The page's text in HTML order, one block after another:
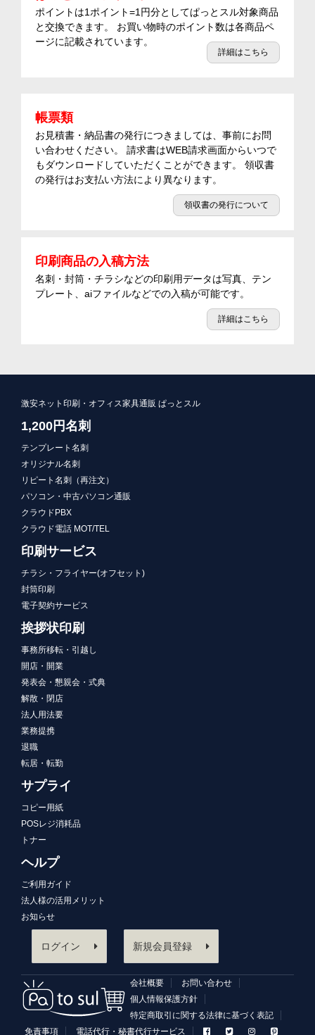
ポイントは1ポイント=1円分としてぱっとスル対象商品
と交換できます。 お買い物時のポイント数は各商品ペ
ージに記載されています。
詳細はこちら
帳票類
お見積書・納品書の発行につきましては、事前にお問
い合わせください。 請求書はWEB請求画面からいつで
もダウンロードしていただくことができます。 領収書
の発行はお支払い方法により異なります。
領収書の発行について
印刷商品の入稿方法
名刺・封筒・チラシなどの印刷用データは写真、テン
プレート、aiファイルなどでの入稿が可能です。
詳細はこちら
激安ネット印刷・オフィス家具通販 ぱっとスル
1,200円名刺
テンプレート名刺
オリジナル名刺
リピート名刺（再注文）
パソコン・中古パソコン通販
クラウドPBX
クラウド電話 MOT/TEL
印刷サービス
チラシ・フライヤー(オフセット)
封筒印刷
電子契約サービス
挨拶状印刷
事務所移転・引越し
開店・開業
発表会・懇親会・式典
解散・閉店
法人用法要
業務提携
退職
転居・転勤
サプライ
コピー用紙
POSレジ消耗品
トナー
ヘルプ
ご利用ガイド
法人様の活用メリット
お知らせ
ログイン 新規会員登録
会社概要
お問い合わせ
個人情報保護方針
特定商取引に関する法律に基づく表記
免責事項
電話代行・秘書代行サービス